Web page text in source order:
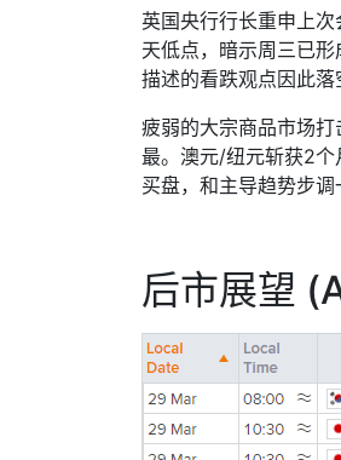
英国央行行长重申上
天低点，暗示周三已
描述的看跌观点因此落
疲弱的大宗商品市场
最。澳元/纽元斩获2个
买盘，和主导趋势步调
后市展望